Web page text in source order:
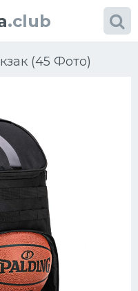
.club
(45 Фото)